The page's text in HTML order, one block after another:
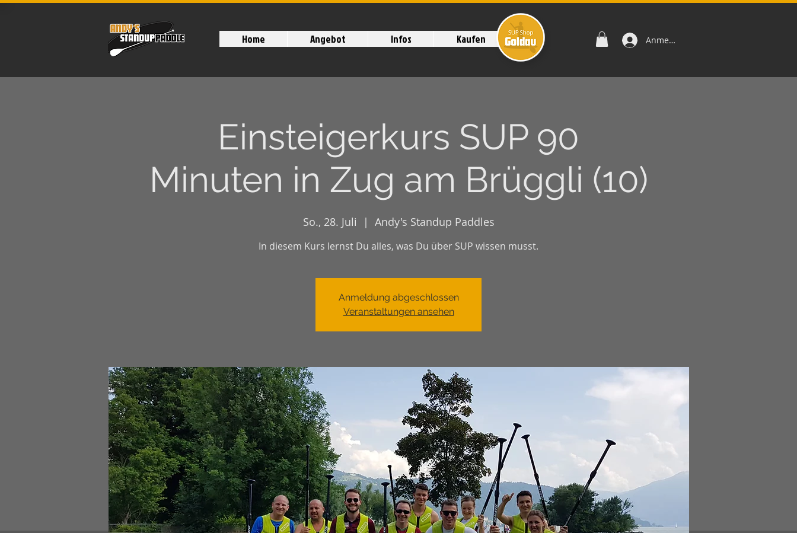
Home Angebot Infos Kaufen Anmelden
Einsteigerkurs SUP 90
Minuten in Zug am Brüggli (10)
So., 28. Juli
  |
Andy's Standup Paddles
In diesem Kurs lernst Du alles, was Du über SUP wissen musst.
Anmeldung abgeschlossen
Veranstaltungen ansehen